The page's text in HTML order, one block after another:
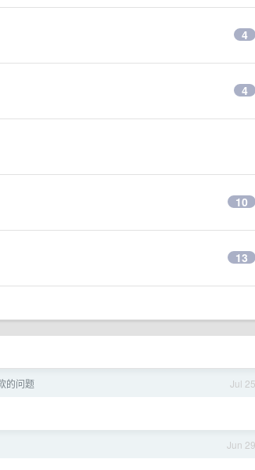
4
4
10
13
Jul 25
的问题
Jun 29